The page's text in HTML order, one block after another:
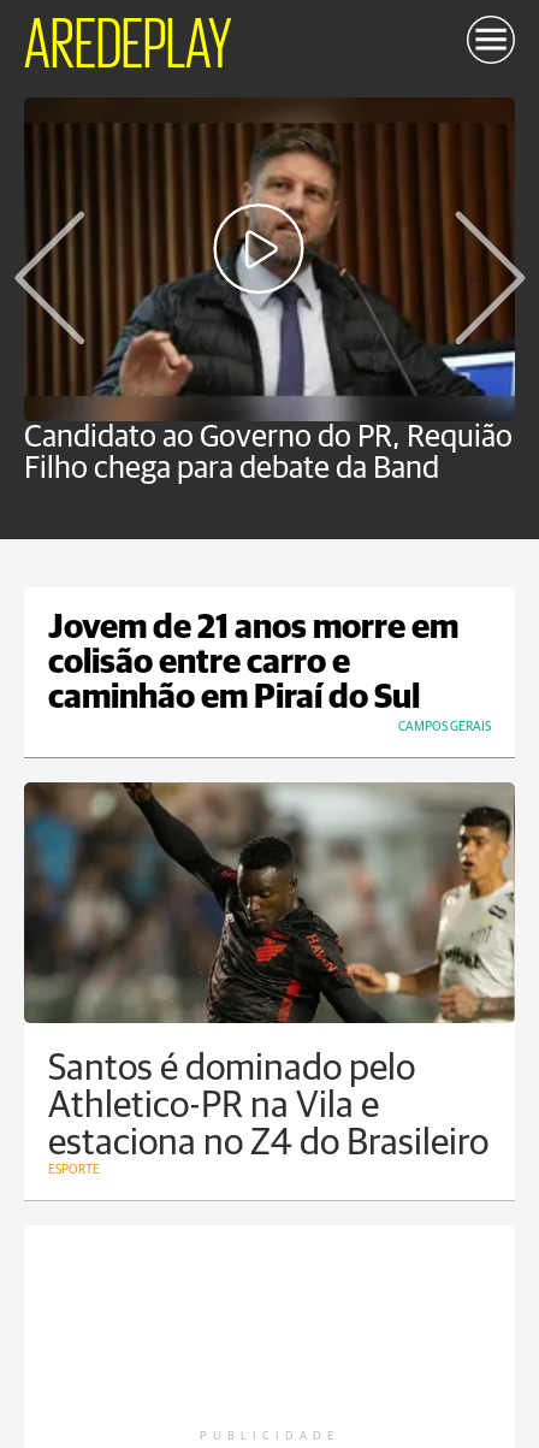
AREDEPLAY
Candidato ao Governo do PR, Requião
Filho chega para debate da Band
Jovem de 21 anos morre em
colisão entre carro e
caminhão em Piraí do Sul
CAMPOS GERAIS
Santos é dominado pelo
Athletico-PR na Vila e
estaciona no Z4 do Brasileiro
ESPORTE
PUBLICIDADE